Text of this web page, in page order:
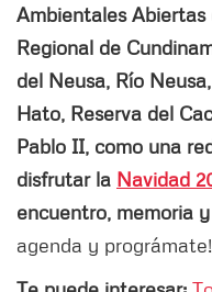
Ambientales
Regional de
del Neusa, Río
Hato, Reserva del
Pablo II, como una
disfrutar la Navidad
encuentro, memoria
agenda y prográmate!